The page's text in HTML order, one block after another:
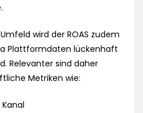
wird der ROAS zudem
Plattformdaten lückenhaft
Relevanter sind daher
Metriken wie: